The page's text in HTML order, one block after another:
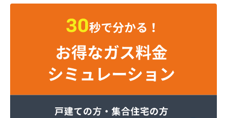
河原実業株式会社 藤岡営業所
株式会社JAエルサポート LPガス総合センター
株式会社JAエルサポート じゃすぽーと真岡SS
株式会社JAエルサポート 県東支店
株式会社JAエルサポート 日光営業所